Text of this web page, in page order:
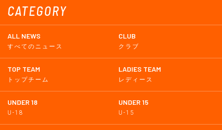
CATEGORY
ALL NEWS
すべてのニュース
CLUB
クラブ
TOP TEAM
トップチーム
LADIES TEAM
レディース
UNDER 18
U-18
UNDER 15
U-15